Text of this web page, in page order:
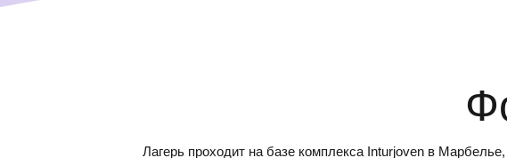
Лагерь проходит на базе комплекса Inturjoven в